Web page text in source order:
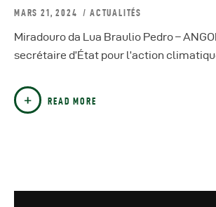
MARS 21, 2024 ACTUALITÉS
Miradouro da Lua Braulio Pedro –
secrétaire d’État pour l’action
READ MORE